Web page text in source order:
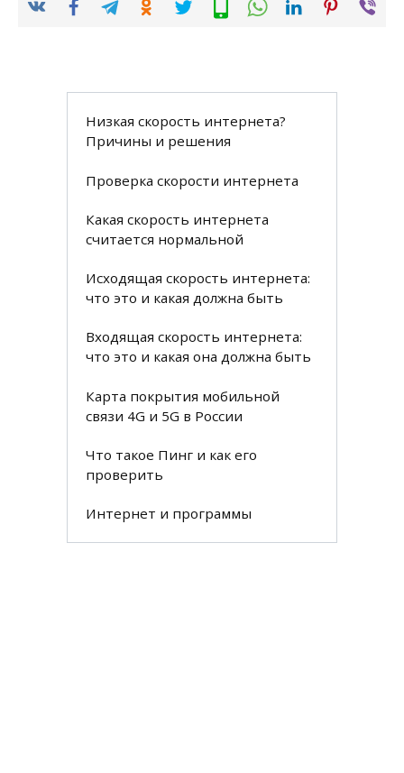
Низкая скорость интернета?
Причины и решения
Проверка скорости интернета
Какая скорость интернета
считается нормальной
Исходящая скорость интернета:
что это и какая должна быть
Входящая скорость интернета:
что это и какая она должна быть
Карта покрытия мобильной
связи 4G и 5G в России
Что такое Пинг и как его
проверить
Интернет и программы